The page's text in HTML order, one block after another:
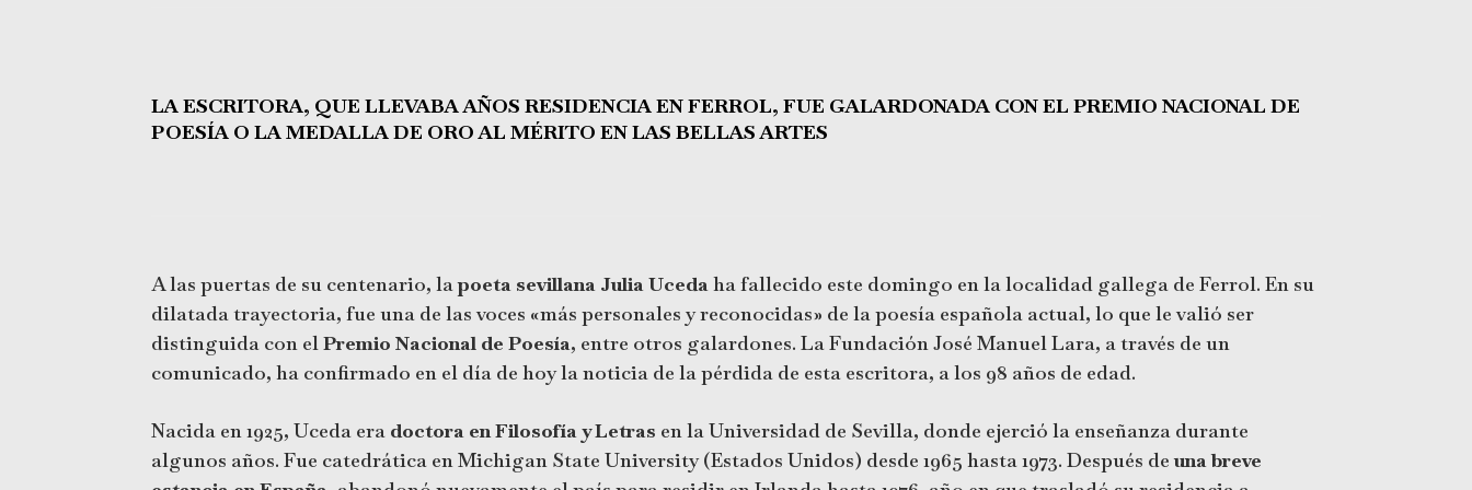
LA ESCRITORA, QUE LLEVABA AÑOS RESIDENCIA EN FERROL, FUE GALARDONADA CON EL PREMIO NACIONAL DE
POESÍA O LA MEDALLA DE ORO AL MÉRITO EN LAS BELLAS ARTES
A las puertas de su centenario, lapoeta sevillana Julia Ucedaha fallecido este domingo en la localidad gallega de Ferrol. En su
dilatada trayectoria, fue una de las voces «más personales y reconocidas» de la poesía española actual, lo que le valió ser
distinguida con elPremio Nacional de Poesía, entre otros galardones. La Fundación José Manuel Lara, a través de un
comunicado, ha confirmado en el día de hoy la noticia de la pérdida de esta escritora, a los 98 años de edad.
Nacida en 1925, Uceda era doctora en Filosofía y Letras en la Universidad de Sevilla, donde ejerció la enseñanza durante
algunos años. Fue catedrática en Michigan State University (Estados Unidos) desde 1965 hasta 1973. Después deuna breve